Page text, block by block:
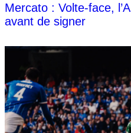
Mercato : Volte-face,
avant de signer